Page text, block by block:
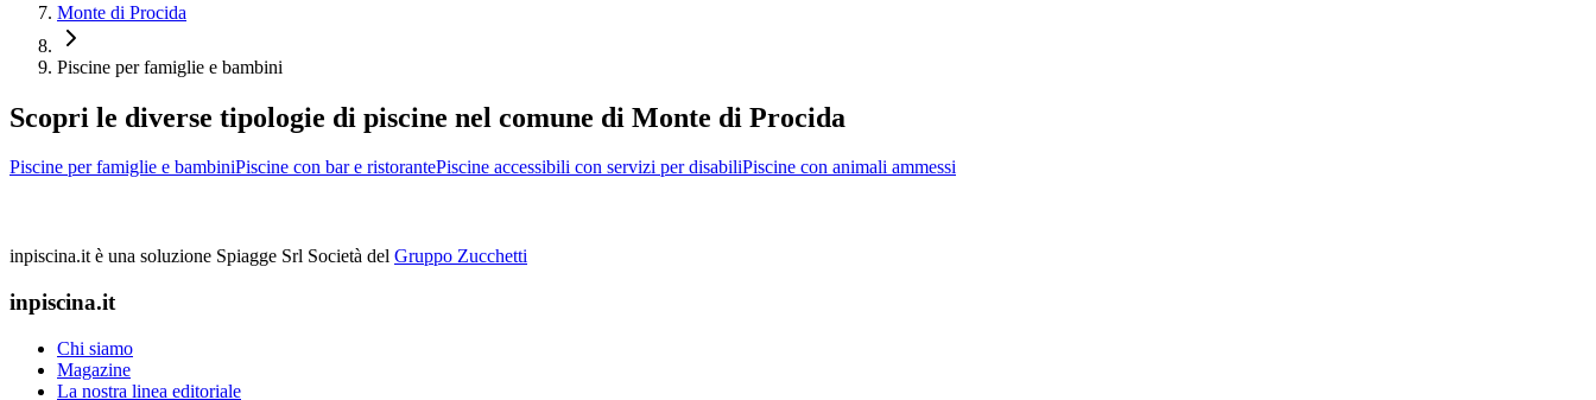
Monte di Procida
Piscine per famiglie e bambini
Scopri le diverse tipologie di piscine nel comune di Monte di Procida
Piscine per famiglie e bambiniPiscine con bar e ristorantePiscine accessibili con servizi per disabiliPiscine con animali ammessi
inpiscina.it è una soluzione Spiagge Srl Società del Gruppo Zucchetti
inpiscina.it
Chi siamo
Magazine
La nostra linea editoriale